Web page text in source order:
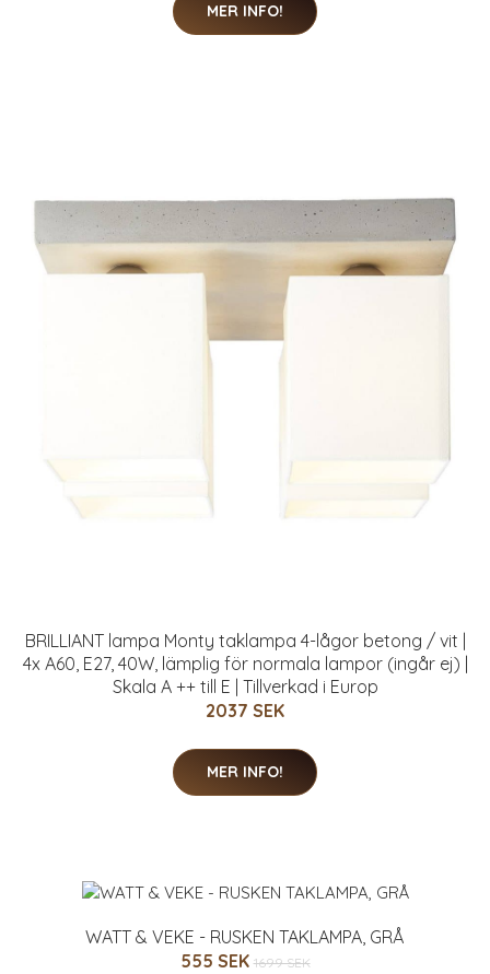
MER INFO!
BRILLIANT lampa Monty taklampa 4-lågor betong / vit |
4x A60, E27, 40W, lämplig för normala lampor (ingår ej) |
Skala A ++ till E | Tillverkad i Europ
2037 SEK
MER INFO!
WATT & VEKE - RUSKEN TAKLAMPA, GRÅ
555 SEK 1699 SEK